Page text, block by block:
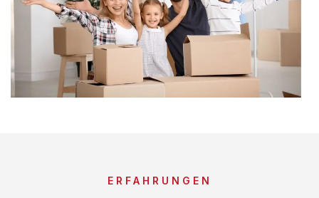
ERFAHRUNGEN